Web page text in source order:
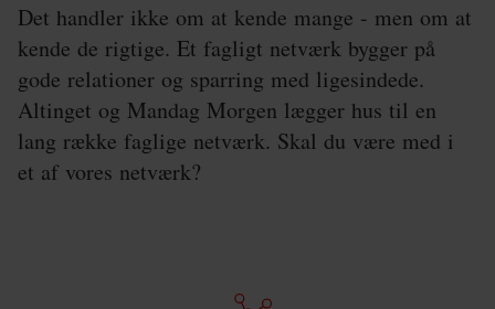
Børn
Christiansborg
Civilsamfund
Digital
Det handler ikke om at kende mange - men om at
kende de rigtige. Et fagligt netværk bygger på
gode relationer og sparring med ligesindede.
Altinget og Mandag Morgen lægger hus til en
lang række faglige netværk. Skal du være med i
et af vores netværk?